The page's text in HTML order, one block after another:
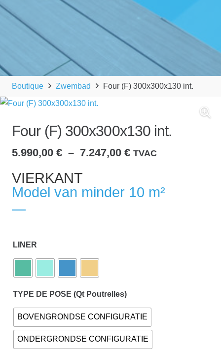
Boutique Zwembad Four (F) 300x300x130 int.
Four (F) 300x300x130 int.
5.990,00 € – 7.247,00 €Plage
5.990,00 €
TVAC
VIERKANT
Model van minder 10 m²
LINER
TYPE DE POSE (Qt Poutrelles)
BOVENGRONDSE CONFIGURATIE
ONDERGRONDSE CONFIGURATIE